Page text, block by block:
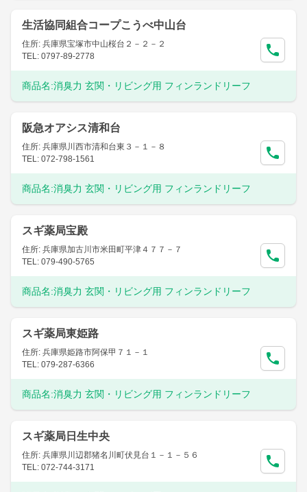
生活協同組合コープこうべ中山台
住所: 兵庫県宝塚市中山桜台２－２－２
TEL: 0797-89-2778
商品名:消臭力 玄関・リビング用 フィンランドリーフ
阪急オアシス清和台
住所: 兵庫県川西市清和台東３－１－８
TEL: 072-798-1561
商品名:消臭力 玄関・リビング用 フィンランドリーフ
スギ薬局宝殿
住所: 兵庫県加古川市米田町平津４７７－７
TEL: 079-490-5765
商品名:消臭力 玄関・リビング用 フィンランドリーフ
スギ薬局東姫路
住所: 兵庫県姫路市阿保甲７１－１
TEL: 079-287-6366
商品名:消臭力 玄関・リビング用 フィンランドリーフ
スギ薬局日生中央
住所: 兵庫県川辺郡猪名川町伏見台１－１－５６
TEL: 072-744-3171